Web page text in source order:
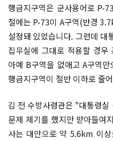
행금지구역은 군사용어로 P-
절에는 P-73이 A구역(반경
설정돼 있었습니다. 그런데 대
집무실에 그대로 적용할 경우
아예 B구역을 없애고 A구역
행금지구역이 절반 이하로 줄
김 전 수방사령관은 "대통령실
문제 제기를 했지만 받아들여
사는 대안으로 약 5.6km 이